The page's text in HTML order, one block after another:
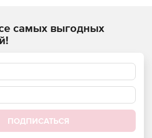
из трех компонентов, каждый
для выполнения конкретной
тесной интеграции, они
предназначен для управления
доверенное состояние
доверенное состояние в
с международными отраслевыми
самых выгодных
ПОДПИСАТЬСЯ